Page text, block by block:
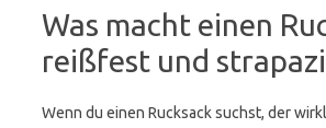
Was macht einen
reißfest und
Wenn du einen Rucksack suchst, der